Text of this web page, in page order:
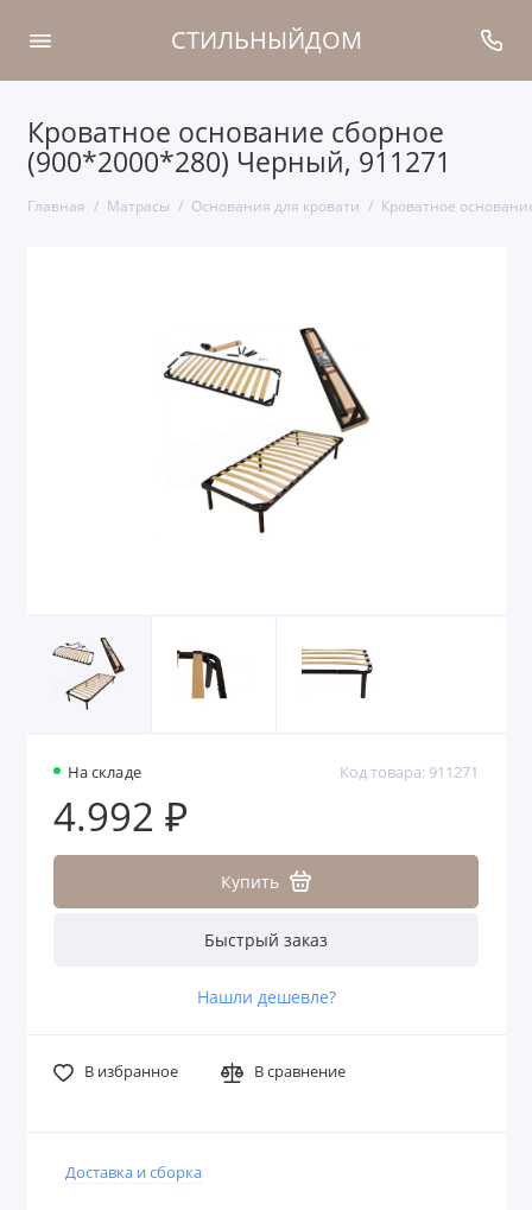
СТИЛЬНЫЙДОМ
Кроватное основание сборное
(900*2000*280) Черный, 911271
Главная Матрасы Основания для кровати Кроватное
На складе Код товара: 911271
4.992 ₽
Купить
Быстрый заказ
Нашли дешевле?
В избранное В сравнение
Доставка и сборка